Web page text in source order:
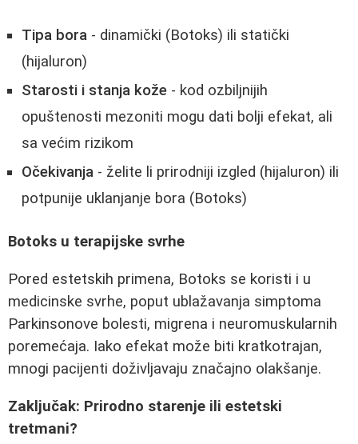
Tipa bora - dinamički (Botoks) ili statički
(hijaluron)
Starosti i stanja kože - kod ozbiljnijih
opuštenosti mezoniti mogu dati bolji efekat, ali
sa većim rizikom
Očekivanja - želite li prirodniji izgled (hijaluron) ili
potpunije uklanjanje bora (Botoks)
Botoks u terapijske svrhe
Pored estetskih primena, Botoks se koristi i u
medicinske svrhe, poput ublažavanja simptoma
Parkinsonove bolesti, migrena i neuromuskularnih
poremećaja. Iako efekat može biti kratkotrajan,
mnogi pacijenti doživljavaju značajno olakšanje.
Zaključak: Prirodno starenje ili estetski
tretmani?